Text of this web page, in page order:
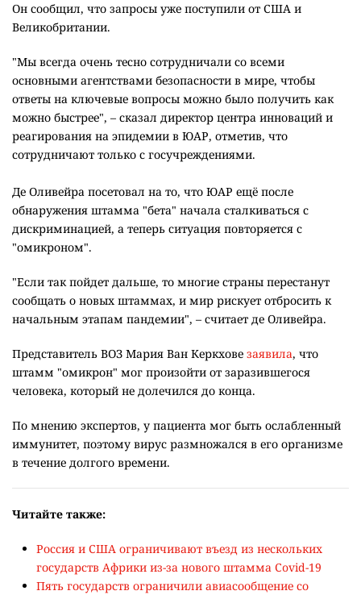
Он сообщил, что запросы уже поступили от США и
Великобритании.
"Мы всегда очень тесно сотрудничали со всеми
основными агентствами безопасности в мире, чтобы
ответы на ключевые вопросы можно было получить как
можно быстрее", – сказал директор центра инноваций и
реагирования на эпидемии в ЮАР, отметив, что
сотрудничают только с госучреждениями.
Де Оливейра посетовал на то, что ЮАР ещё после
обнаружения штамма "бета" начала сталкиваться с
дискриминацией, а теперь ситуация повторяется с
"омикроном".
"Если так пойдет дальше, то многие страны перестанут
сообщать о новых штаммах, и мир рискует отбросить к
начальным этапам пандемии", – считает де Оливейра.
Представитель ВОЗ Мария Ван Керкхове заявила, что
штамм "омикрон" мог произойти от заразившегося
человека, который не долечился до конца.
По мнению экспертов, у пациента мог быть ослабленный
иммунитет, поэтому вирус размножался в его организме
в течение долгого времени.
Читайте также:
Россия и США ограничивают въезд из нескольких
государств Африки из-за нового штамма Covid-19
Пять государств ограничили авиасообщение со